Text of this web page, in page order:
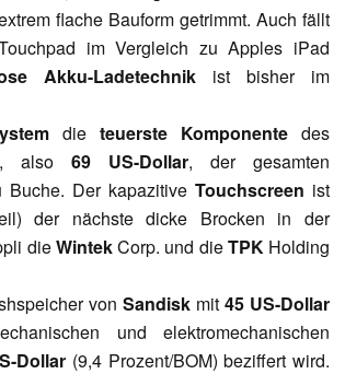
flache Bauform getrimmt. Auch fällt
im Vergleich zu Apples iPad
Akku-Ladetechnik ist bisher im
dieteuerste Komponente des
also 69 US-Dollar, der gesamten
Buche. Der kapazitive Touchscreen ist
der nächste dicke Brocken in der
dieWintekCorp. und dieTPKHolding
von Sandisk mit 45 US-Dollar
und elektromechanischen
Dollar (9,4 Prozent/BOM) beziffert wird.